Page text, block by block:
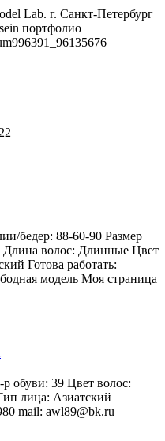
Lab. г. Санкт-Петербург
портфолио
бедер: 88-60-90 Размер
волос: Длинные Цвет
Готова работать:
модель Моя страница
обуви: 39 Цвет волос:
лица: Азиатский
mail: awl89@bk.ru